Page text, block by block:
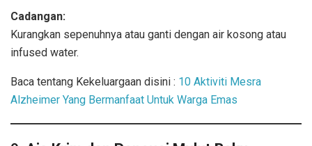
Cadangan:
Kurangkan sepenuhnya atau ganti dengan air kosong atau
infused water.
Baca tentang Kekeluargaan disini : 10 Aktiviti Mesra
Alzheimer Yang Bermanfaat Untuk Warga Emas